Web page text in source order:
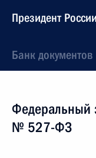
Президент России
Банк документов
Федеральный
№ 527-ФЗ